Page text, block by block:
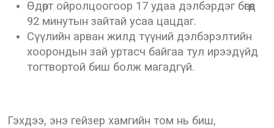
Өдөрт ойролцоогоор 17 удаа дэлбэрдэг бөгөөд
92 минутын зайтай усаа цацдаг.
Сүүлийн арван жилд түүний дэлбэрэлтийн
хоорондын зай уртасч байгаа тул ирээдүйд
тогтвортой биш болж магадгүй.
Гэхдээ, энэ гейзер хамгийн том нь биш,